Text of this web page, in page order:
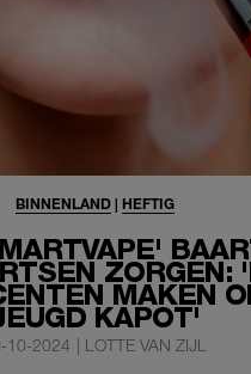
ZORGEN:
MAKEN
KAPOT'
BINNENLAND| HEFTIG
10-2024 | LOTTE VAN ZIJL